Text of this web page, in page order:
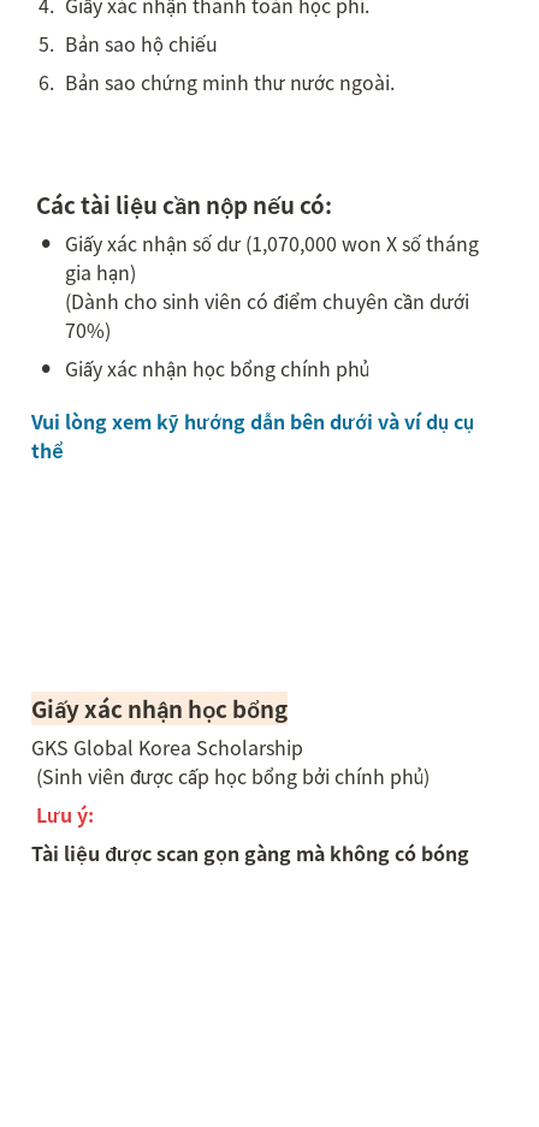
5. Bản sao hộ chiếu
6. Bản sao chứng minh thư nước ngoài.
Các tài liệu cần nộp nếu có:
• Giấy xác nhận số dư (1,070,000 won X số tháng
gia hạn)
(Dành cho sinh viên có điểm chuyên cần dưới
70%)
• Giấy xác nhận học bổng chính phủ
Vui lòng xem kỹ hướng dẫn bên dưới và ví dụ cụ
thể
Giấy xác nhận học bổng
GKS Global Korea Scholarship
(Sinh viên được cấp học bổng bởi chính phủ)
Lưu ý:
Tài liệu được scan gọn gàng mà không có bóng